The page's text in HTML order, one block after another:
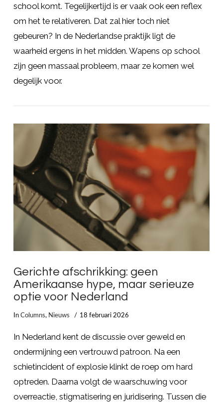
LEES MEER
school komt. Tegelijkertijd is er vaak ook een reflex
om het te relativeren. Dat zal hier toch niet
gebeuren? In de Nederlandse praktijk ligt de
waarheid ergens in het midden. Wapens op school
zijn geen massaal probleem, maar ze komen wel
degelijk voor.
Gerichte afschrikking: geen
Amerikaanse hype, maar serieuze
optie voor Nederland
In Columns, Nieuws 18 februari 2026
In Nederland kent de discussie over geweld en
ondermijning een vertrouwd patroon. Na een
schietincident of explosie klinkt de roep om hard
optreden. Daarna volgt de waarschuwing voor
overreactie, stigmatisering en juridisering. Tussen die